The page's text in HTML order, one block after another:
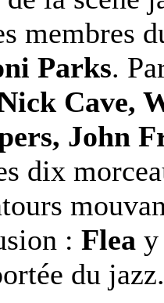
membres
Parks.
Cave,
John
dix
: Flea y
du jazz.